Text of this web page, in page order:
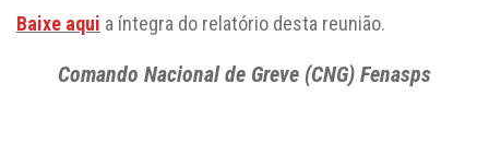
Baixe aqui a íntegra do relatório desta reunião.
Comando Nacional de Greve (CNG) Fenasps